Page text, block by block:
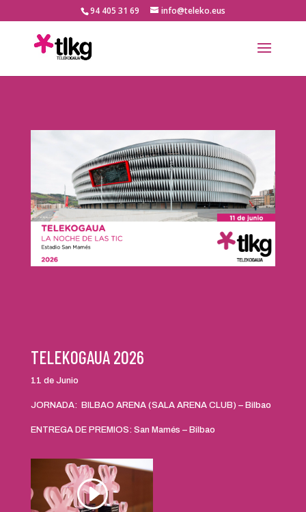
94 405 31 69 info@teleko.eus
TELEKOGAUA 2026
11 de Junio
JORNADA: BILBAO ARENA (SALA ARENA CLUB) – Bilbao
ENTREGA DE PREMIOS: San Mamés – Bilbao